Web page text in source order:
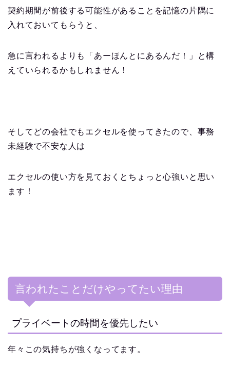
契約期間が前後する可能性があることを記憶の片隅に
入れておいてもらうと、
急に言われるよりも「あーほんとにあるんだ！」と構
えていられるかもしれません！
そしてどの会社でもエクセルを使ってきたので、事務
未経験で不安な人は
エクセルの使い方を見ておくとちょっと心強いと思い
ます！
言われたことだけやってたい理由
プライベートの時間を優先したい
年々この気持ちが強くなってます。